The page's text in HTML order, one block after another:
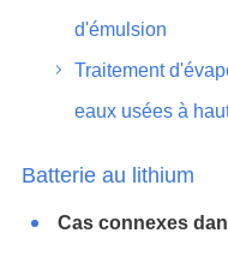
d'émulsion
Traitement
eaux usées à
Batterie au lithium
Cas connexes